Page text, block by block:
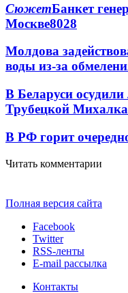
СюжетБанкет
Москве8028
Молдова
воды из-за
В Беларуси
Трубецкой Михалка
В РФ горит
Читать комментарии
Полная версия сайта
Facebook
Twitter
RSS-ленты
E-mail рассылка
Контакты